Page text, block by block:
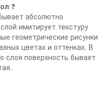
❓
абсолютно
имитирует текстуру
геометрические рисунки
цветах и оттенках. В
слоя поверхность бывает